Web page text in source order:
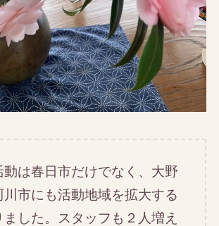
動は春日市だけでなく、大野
市にも活動地域を拡大する
ました。スタッフも２人増え